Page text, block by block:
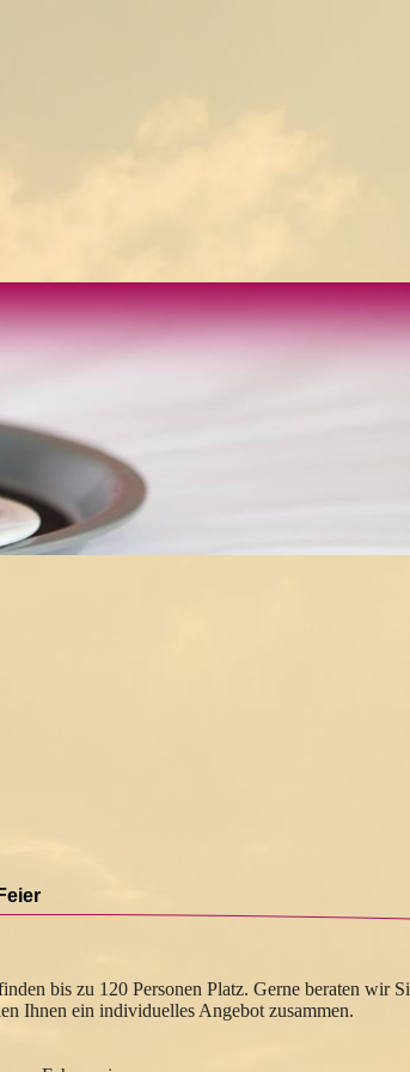
bis zu 120 Personen Platz. Gerne beraten wir
Ihnen ein individuelles Angebot zusammen.